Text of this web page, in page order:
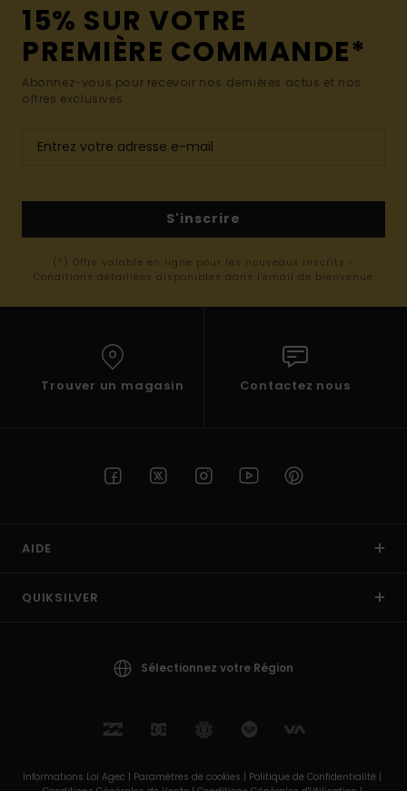
15% SUR VOTRE
PREMIÈRE COMMANDE*
Abonnez-vous pour recevoir nos dernières actus et nos
offres exclusives.
S'inscrire
(*) Offre valable en ligne pour les nouveaux inscrits -
Conditions détaillées disponibles dans l'email de bienvenue
Trouver un magasin Contactez nous
AIDE
QUIKSILVER
Sélectionnez votre Région
Informations Loi Agec | Paramètres de cookies | Politique de Confidentialité |